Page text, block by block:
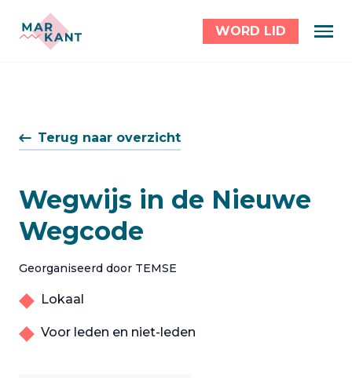
WORD LID
Terug naar overzicht
Wegwijs in de Nieuwe
Wegcode
Georganiseerd door TEMSE
Lokaal
Voor leden en niet-leden